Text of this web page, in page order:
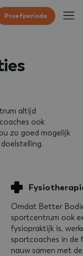
Proefperiode
altijd
ook
zo goed mogelijk
Omdat Better
sportcentrum ook
fysiopraktijk is,
sportcoaches in de
nauw samen met de